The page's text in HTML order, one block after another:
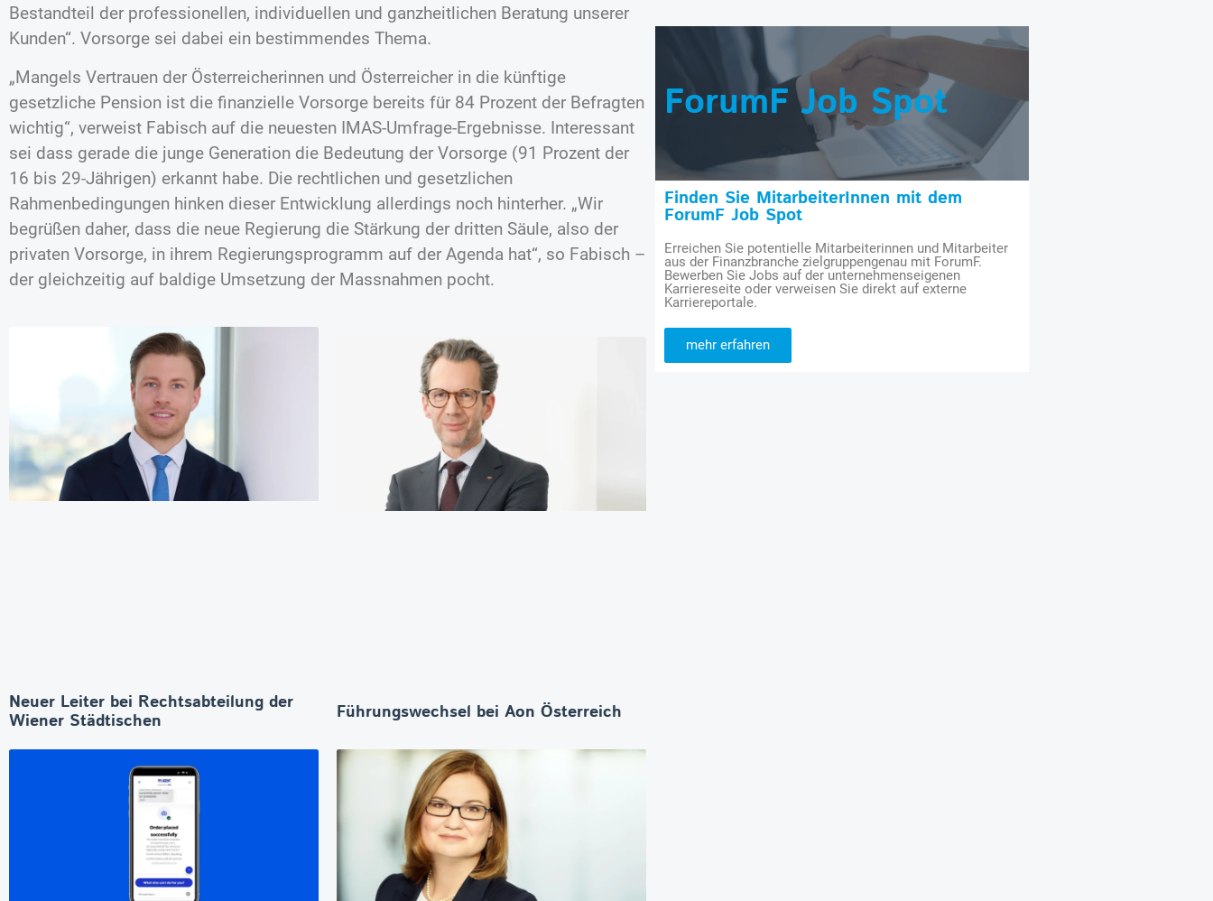
Bestandteil der professionellen, individuellen und ganzheitlichen Beratung unserer
Kunden“. Vorsorge sei dabei ein bestimmendes Thema.
„Mangels Vertrauen der Österreicherinnen und Österreicher in die künftige
gesetzliche Pension ist die finanzielle Vorsorge bereits für 84 Prozent der Befragten
wichtig“, verweist Fabisch auf die neuesten IMAS-Umfrage-Ergebnisse. Interessant
sei dass gerade die junge Generation die Bedeutung der Vorsorge (91 Prozent der
16 bis 29-Jährigen) erkannt habe. Die rechtlichen und gesetzlichen
Rahmenbedingungen hinken dieser Entwicklung allerdings noch hinterher. „Wir
begrüßen daher, dass die neue Regierung die Stärkung der dritten Säule, also der
privaten Vorsorge, in ihrem Regierungsprogramm auf der Agenda hat“, so Fabisch –
der gleichzeitig auf baldige Umsetzung der Massnahmen pocht.
Neuer Leiter bei Rechtsabteilung der
Wiener Städtischen
Führungswechsel bei Aon Österreich
ForumF Job Spot
Finden Sie MitarbeiterInnen mit dem
ForumF Job Spot
Erreichen Sie potentielle Mitarbeiterinnen und Mitarbeiter
aus der Finanzbranche zielgruppengenau mit ForumF.
Bewerben Sie Jobs auf der unternehmenseigenen
Karriereseite oder verweisen Sie direkt auf externe
Karriereportale.
mehr erfahren